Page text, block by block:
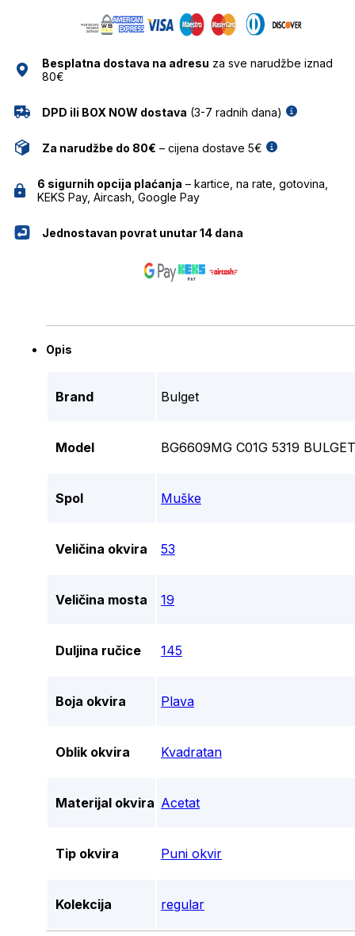
Besplatna dostava na adresu za sve narudžbe iznad
80€
DPD ili BOX NOW dostava (3-7 radnih dana)
Za narudžbe do 80€ – cijena dostave 5€
6 sigurnih opcija plaćanja – kartice, na rate, gotovina,
KEKS Pay, Aircash, Google Pay
Jednostavan povrat unutar 14 dana
Opis
Brand Bulget
Model BG6609MG C01G 5319
Spol Muške
Veličina okvira 53
Veličina mosta 19
Duljina ručice 145
Boja okvira Plava
Oblik okvira Kvadratan
Materijal okvira Acetat
Tip okvira Puni okvir
Kolekcija regular